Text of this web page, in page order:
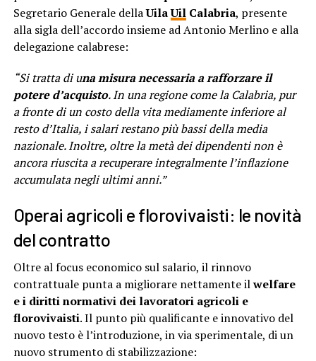
Segretario Generale dellaUilaUilCalabria, presente
alla sigla dell’accordo insieme ad Antonio Merlino e alla
delegazione calabrese:
“Si tratta di una misura necessaria a rafforzare il
potere d’acquisto. In una regione come la Calabria, pur
a fronte di un costo della vita mediamente inferiore al
resto d’Italia, i salari restano più bassi della media
nazionale. Inoltre, oltre la metà dei dipendenti non è
ancora riuscita a recuperare integralmente l’inflazione
accumulata negli ultimi anni.”
Operai agricoli e florovivaisti: le novità
del contratto
Oltre al focus economico sul salario, il rinnovo
contrattuale punta a migliorare nettamente ilwelfare
e i diritti normativi dei lavoratori agricoli e
florovivaisti. Il punto più qualificante e innovativo del
nuovo testo è l’introduzione, in via sperimentale, di un
nuovo strumento di stabilizzazione: